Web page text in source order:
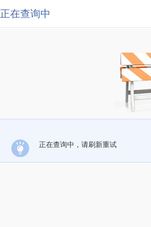
正在查询中
正在查询中，请刷新重试